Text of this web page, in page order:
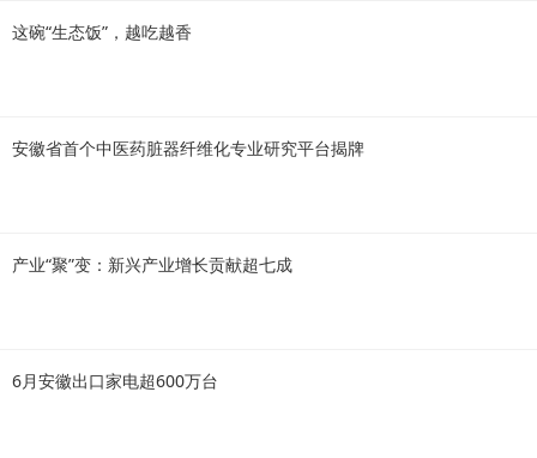
这碗“生态饭”，越吃越香
安徽省首个中医药脏器纤维化专业研究平台揭牌
产业“聚”变：新兴产业增长贡献超七成
6月安徽出口家电超600万台